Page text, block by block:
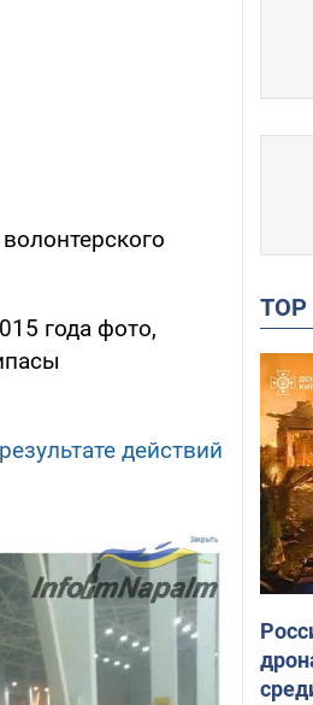
года фото,
действий